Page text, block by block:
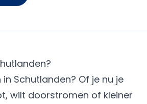
Schutlanden? Of je nu je
wilt doorstromen of kleiner